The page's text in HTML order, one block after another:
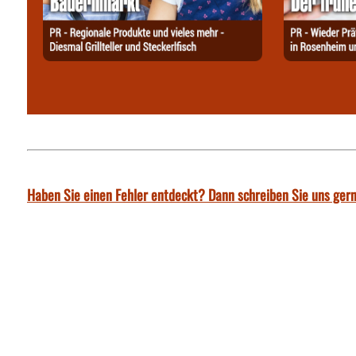
Haben Sie einen Fehler entdeckt? Dann schreiben Sie uns